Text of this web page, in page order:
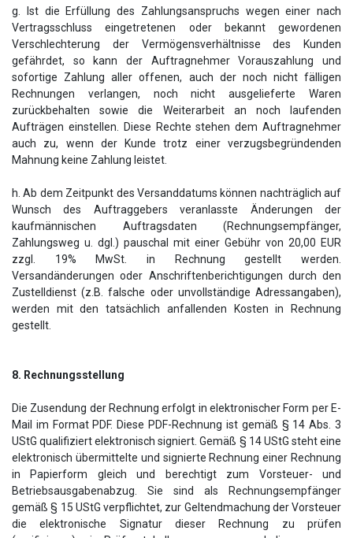
g. Ist die Erfüllung des Zahlungsanspruchs wegen einer nach
Vertragsschluss eingetretenen oder bekannt gewordenen
Verschlechterung der Vermögensverhältnisse des Kunden
gefährdet, so kann der Auftragnehmer Vorauszahlung und
sofortige Zahlung aller offenen, auch der noch nicht fälligen
Rechnungen verlangen, noch nicht ausgelieferte Waren
zurückbehalten sowie die Weiterarbeit an noch laufenden
Aufträgen einstellen. Diese Rechte stehen dem Auftragnehmer
auch zu, wenn der Kunde trotz einer verzugsbegründenden
Mahnung keine Zahlung leistet.
h. Ab dem Zeitpunkt des Versanddatums können nachträglich auf
Wunsch des Auftraggebers veranlasste Änderungen der
kaufmännischen Auftragsdaten (Rechnungsempfänger,
Zahlungsweg u. dgl.) pauschal mit einer Gebühr von 20,00 EUR
zzgl. 19% MwSt. in Rechnung gestellt werden.
Versandänderungen oder Anschriftenberichtigungen durch den
Zustelldienst (z.B. falsche oder unvollständige Adressangaben),
werden mit den tatsächlich anfallenden Kosten in Rechnung
gestellt.
8. Rechnungsstellung
Die Zusendung der Rechnung erfolgt in elektronischer Form per E-
Mail im Format PDF. Diese PDF-Rechnung ist gemäß § 14 Abs. 3
UStG qualifiziert elektronisch signiert. Gemäß § 14 UStG steht eine
elektronisch übermittelte und signierte Rechnung einer Rechnung
in Papierform gleich und berechtigt zum Vorsteuer- und
Betriebsausgabenabzug. Sie sind als Rechnungsempfänger
gemäß § 15 UStG verpflichtet, zur Geltendmachung der Vorsteuer
die elektronische Signatur dieser Rechnung zu prüfen